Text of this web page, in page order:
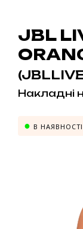
JBL
Накладні
В НАЯВНОСТІ